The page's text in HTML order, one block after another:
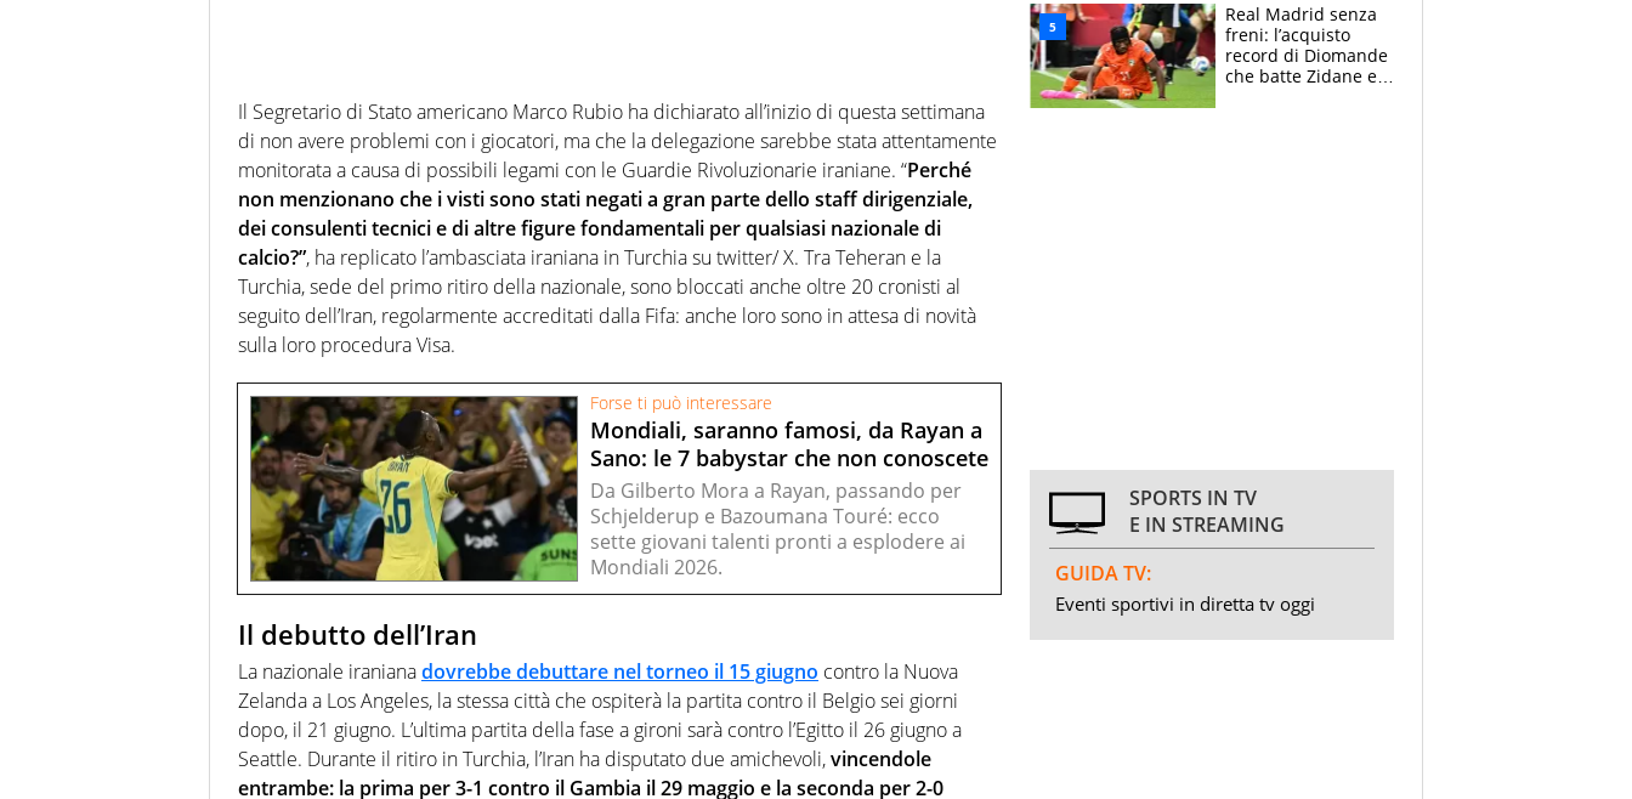
Il Segretario di Stato americano Marco Rubio ha dichiarato all’inizio di questa settimana
di non avere problemi con i giocatori, ma che la delegazione sarebbe stata attentamente
monitorata a causa di possibili legami con le Guardie Rivoluzionarie iraniane. “Perché
non menzionano che i visti sono stati negati a gran parte dello staff dirigenziale,
dei consulenti tecnici e di altre figure fondamentali per qualsiasi nazionale di
calcio?”, ha replicato l’ambasciata iraniana in Turchia su twitter/ X. Tra Teheran e la
Turchia, sede del primo ritiro della nazionale, sono bloccati anche oltre 20 cronisti al
seguito dell’Iran, regolarmente accreditati dalla Fifa: anche loro sono in attesa di novità
sulla loro procedura Visa.
Forse ti può interessare
Mondiali, saranno famosi, da Rayan a
Sano: le 7 babystar che non conoscete
Da Gilberto Mora a Rayan, passando per
Schjelderup e Bazoumana Touré: ecco
sette giovani talenti pronti a esplodere ai
Mondiali 2026.
Il debutto dell’Iran
La nazionale iranianadovrebbe debuttare nel torneo il 15 giugno contro la Nuova
Zelanda a Los Angeles, la stessa città che ospiterà la partita contro il Belgio sei giorni
dopo, il 21 giugno. L’ultima partita della fase a gironi sarà contro l’Egitto il 26 giugno a
Seattle. Durante il ritiro in Turchia, l’Iran ha disputato due amichevoli,vincendole
entrambe: la prima per 3-1 contro il Gambia il 29 maggio e la seconda per 2-0
Real Madrid senza
freni: l’acquisto
record di Diomande
che batte Zidane e
SPORTS IN TV
E IN STREAMING
GUIDA TV:
Eventi sportivi in diretta tv oggi